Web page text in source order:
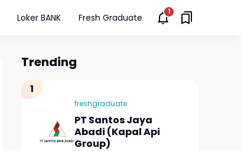
Loker BANK Fresh Graduate
Trending
freshgraduate
PT Santos Jaya
Abadi (Kapal Api
Group)